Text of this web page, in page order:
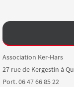
Association Ker-Hars
27 rue de Kergestin à
Port. 06 47 66 85 22